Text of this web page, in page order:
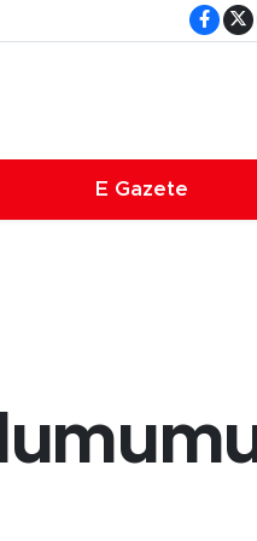
E Gazete